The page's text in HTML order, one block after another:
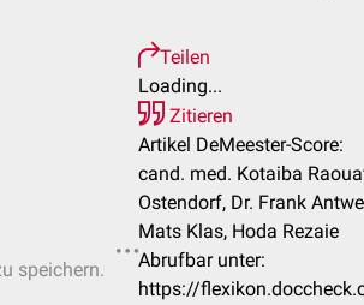
speichern.
Teilen
Loading...
Zitieren
Artikel DeMeester-Score:
cand. med. Kotaiba
Ostendorf, Dr. Frank
Mats Klas, Hoda Rezaie
Abrufbar unter:
https://